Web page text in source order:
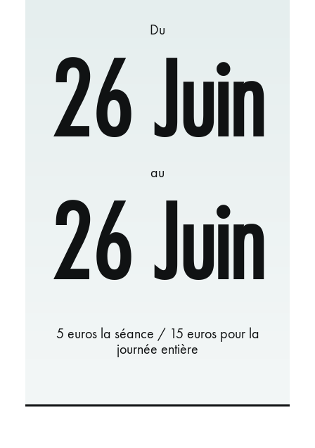
Du
26 Juin
au
26 Juin
5 euros la séance / 15 euros pour la
journée entière